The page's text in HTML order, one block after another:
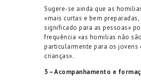
Sugere-se ainda que as
«mais curtas e bem preparadas,
significado para as pessoas»
frequência «as homilias não
particularmente para os jovens
crianças».
5 – Acompanhamento e